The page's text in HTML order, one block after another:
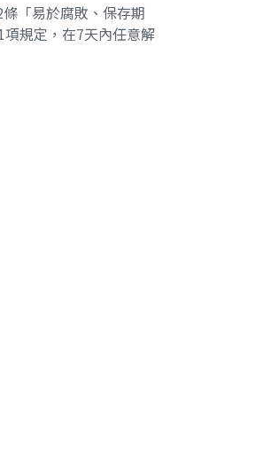
「易於腐敗、保存期
規定，在7天內任意解